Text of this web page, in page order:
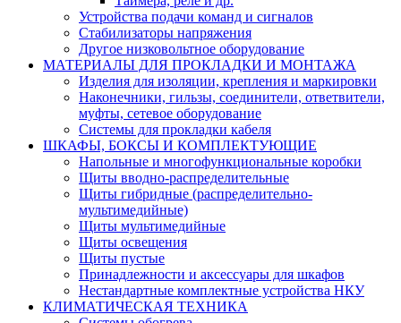
Устройства подачи команд и сигналов
Стабилизаторы напряжения
Другое низковольтное оборудование
МАТЕРИАЛЫ ДЛЯ ПРОКЛАДКИ И МОНТАЖА
Изделия для изоляции, крепления и маркировки
Наконечники, гильзы, соединители, ответвители,
муфты, cетевое оборудование
Системы для прокладки кабеля
ШКАФЫ, БОКСЫ И КОМПЛЕКТУЮЩИЕ
Напольные и многофункциональные коробки
Щиты вводно-распределительные
Щиты гибридные (распределительно-
мультимедийные)
Щиты мультимедийные
Щиты освещения
Щиты пустые
Принадлежности и аксессуары для шкафов
Нестандартные комплектные устройства НКУ
КЛИМАТИЧЕСКАЯ ТЕХНИКА